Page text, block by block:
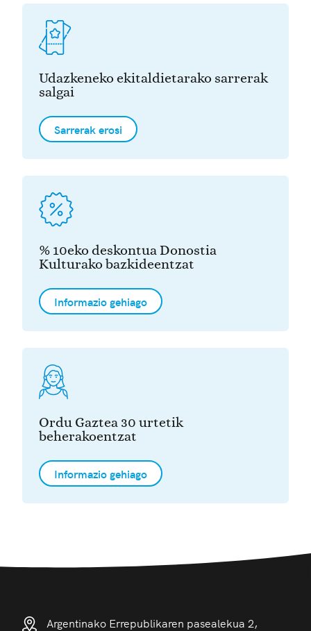
Udazkeneko ekitaldietarako sarrerak
salgai
Sarrerak erosi
% 10eko deskontua Donostia
Kulturako bazkideentzat
Informazio gehiago
Ordu Gaztea 30 urtetik
beherakoentzat
Informazio gehiago
Argentinako Errepublikaren pasealekua 2,